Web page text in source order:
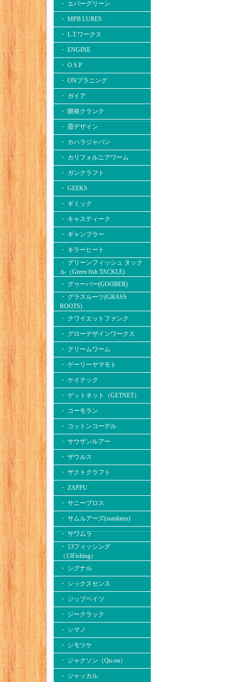
・ エバーグリーン
・ MPB LURES
・ L.T.ワークス
・ ENGINE
・ O.S.P
・ ONプラニング
・ ガイア
・ 開発クランク
・ 霞デザイン
・ カハラジャパン
・ カリフォルニアワーム
・ ガンクラフト
・ GEEKS
・ ギミック
・ キャスティーク
・ ギャンブラー
・ キラーヒート
・ グリーンフィッシュ タック
ル（Green fish TACKLE)
・ グゥーバー(GOOBER)
・ グラスルーツ(GRASS
ROOTS)
・ クワイエットファンク
・ グローデザインワークス
・ クリームワーム
・ ゲーリーヤマモト
・ ケイテック
・ ゲットネット（GETNET）
・ コーモラン
・ コットンコーデル
・ サウザンルアー
・ ザウルス
・ ザクトクラフト
・ ZAPPU
・ サニーブロス
・ サムルアーズ(sumlures)
・ サワムラ
・ 13フィッシング
（13Fishing）
・ シグナル
・ シックスセンス
・ ジップベイツ
・ ジークラック
・ シマノ
・ シモツケ
・ ジャクソン（Qu-on）
・ ジャッカル